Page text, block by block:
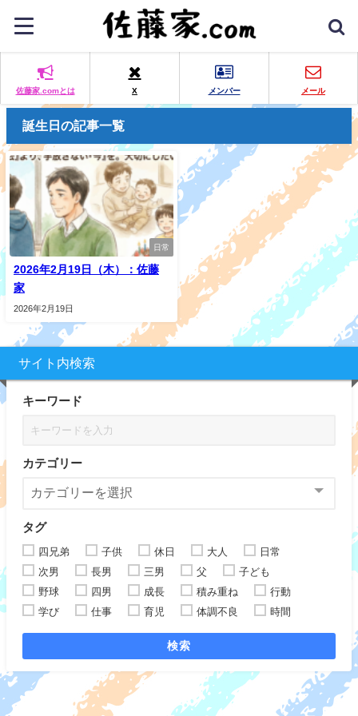
佐藤家.comとは X メンバー メール
誕生日の記事一覧
日常
2026年2月19日（木）：佐藤
家
2026年2月19日
サイト内検索
キーワード
カテゴリー
タグ
四兄弟 子供 休日 大人
日常
次男
長男 三男 父
子ども
野球
四男 成長 積み重ね
行動
学び
仕事 育児 体調不良 時間
検索